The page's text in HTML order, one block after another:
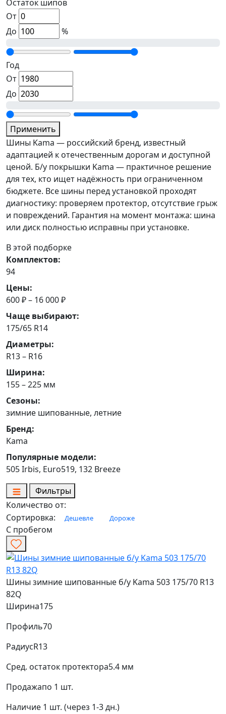
Остаток шипов
От
До
%
Год
От
До
Применить
Шины Kama — российский бренд, известный
адаптацией к отечественным дорогам и доступной
ценой. Б/у покрышки Kama — практичное решение
для тех, кто ищет надёжность при ограниченном
бюджете. Все шины перед установкой проходят
диагностику: проверяем протектор, отсутствие грыж
и повреждений. Гарантия на момент монтажа: шина
или диск полностью исправны при установке.
В этой подборке
Комплектов:
94
Цены:
600 ₽ – 16 000 ₽
Чаще выбирают:
175/65 R14
Диаметры:
R13 – R16
Ширина:
155 – 225 мм
Сезоны:
зимние шипованные, летние
Бренд:
Kama
Популярные модели:
505 Irbis, Euro519, 132 Breeze
Фильтры
Количество от:
Сортировка:
Дешевле Дороже
С пробегом
Шины зимние шипованные б/у Kama 503 175/70 R13
82Q
Ширина175
Профиль70
РадиусR13
Сред. остаток протектора5.4 мм
Продажапо 1 шт.
Наличие 1 шт. (через 1-3 дн.)